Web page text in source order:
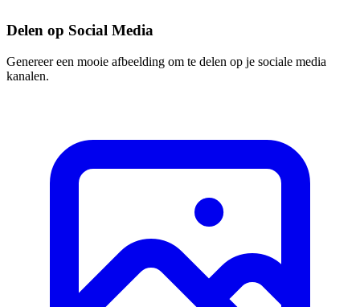
Delen op Social Media
Genereer een mooie afbeelding om te delen op je sociale media
kanalen.